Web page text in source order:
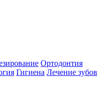
Ортодонтия
Гигиена Лечение зубов